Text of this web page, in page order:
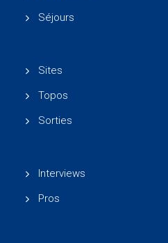
Séjours
Sites
Topos
Sorties
Interviews
Pros